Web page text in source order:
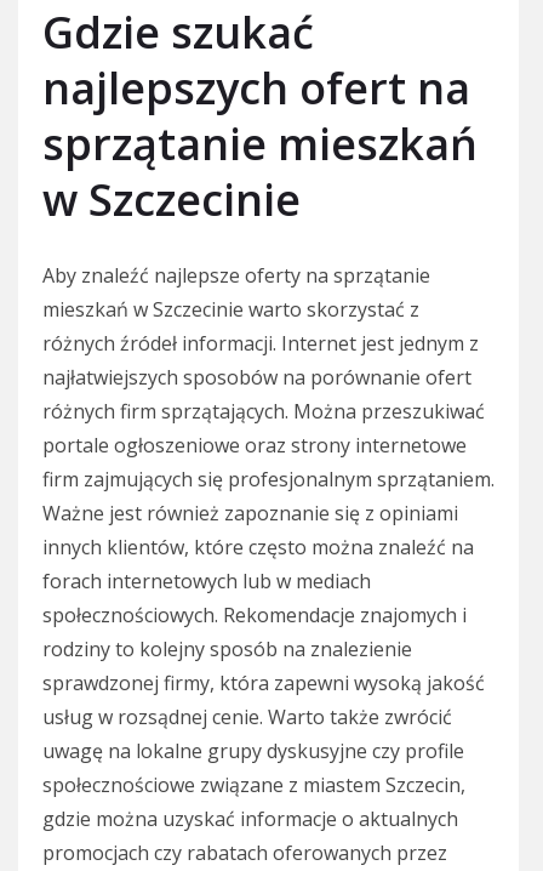
Gdzie szukać
najlepszych ofert na
sprzątanie mieszkań
w Szczecinie
Aby znaleźć najlepsze oferty na sprzątanie
mieszkań w Szczecinie warto skorzystać z
różnych źródeł informacji. Internet jest jednym z
najłatwiejszych sposobów na porównanie ofert
różnych firm sprzątających. Można przeszukiwać
portale ogłoszeniowe oraz strony internetowe
firm zajmujących się profesjonalnym sprzątaniem.
Ważne jest również zapoznanie się z opiniami
innych klientów, które często można znaleźć na
forach internetowych lub w mediach
społecznościowych. Rekomendacje znajomych i
rodziny to kolejny sposób na znalezienie
sprawdzonej firmy, która zapewni wysoką jakość
usług w rozsądnej cenie. Warto także zwrócić
uwagę na lokalne grupy dyskusyjne czy profile
społecznościowe związane z miastem Szczecin,
gdzie można uzyskać informacje o aktualnych
promocjach czy rabatach oferowanych przez